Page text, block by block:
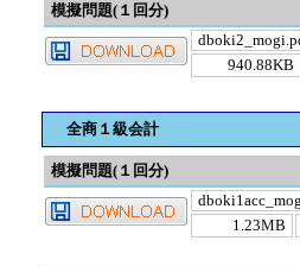
模擬問題(１回分)
940.88KB
全商１級会計
模擬問題(１回分)
1.23MB